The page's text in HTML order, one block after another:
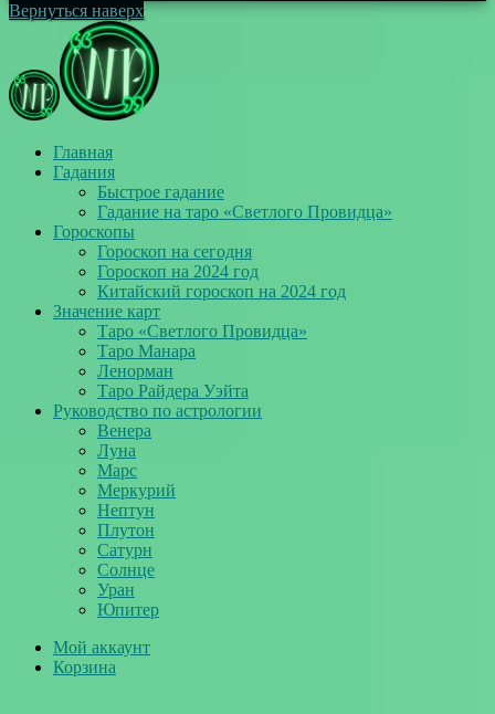
Вернуться наверх
Главная
Гадания
Быстрое гадание
Гадание на таро «Светлого Провидца»
Гороскопы
Гороскоп на сегодня
Гороскоп на 2024 год
Китайский гороскоп на 2024 год
Значение карт
Таро «Светлого Провидца»
Таро Манара
Ленорман
Таро Райдера Уэйта
Руководство по астрологии
Венера
Луна
Марс
Меркурий
Нептун
Плутон
Сатурн
Солнце
Уран
Юпитер
Мой аккаунт
Корзина